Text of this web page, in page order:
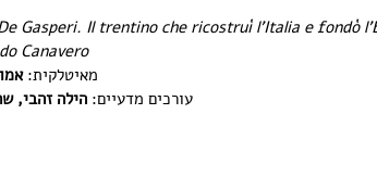
Gasperi. Il trentino che ricostruì l'Italia e fondò
Canavero
מאיטלקית:
עורכים מדעיים: הילה זהבי,